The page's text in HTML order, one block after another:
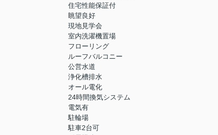
住宅性能保証付
眺望良好
現地見学会
室内洗濯機置場
フローリング
ルーフバルコニー
公営水道
浄化槽排水
オール電化
24時間換気システム
電気有
駐輪場
駐車2台可